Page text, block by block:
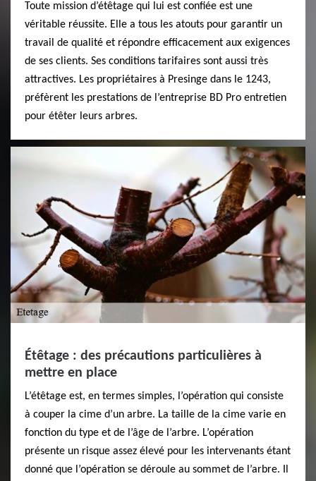
Toute mission d’étêtage qui lui est confiée est une
véritable réussite. Elle a tous les atouts pour garantir un
travail de qualité et répondre efficacement aux exigences
de ses clients. Ses conditions tarifaires sont aussi très
attractives. Les propriétaires à Presinge dans le 1243,
préfèrent les prestations de l’entreprise BD Pro entretien
pour étêter leurs arbres.
Étêtage : des précautions particulières à
mettre en place
L’étêtage est, en termes simples, l’opération qui consiste
à couper la cime d’un arbre. La taille de la cime varie en
fonction du type et de l’âge de l’arbre. L’opération
présente un risque assez élevé pour les intervenants étant
donné que l’opération se déroule au sommet de l’arbre. Il